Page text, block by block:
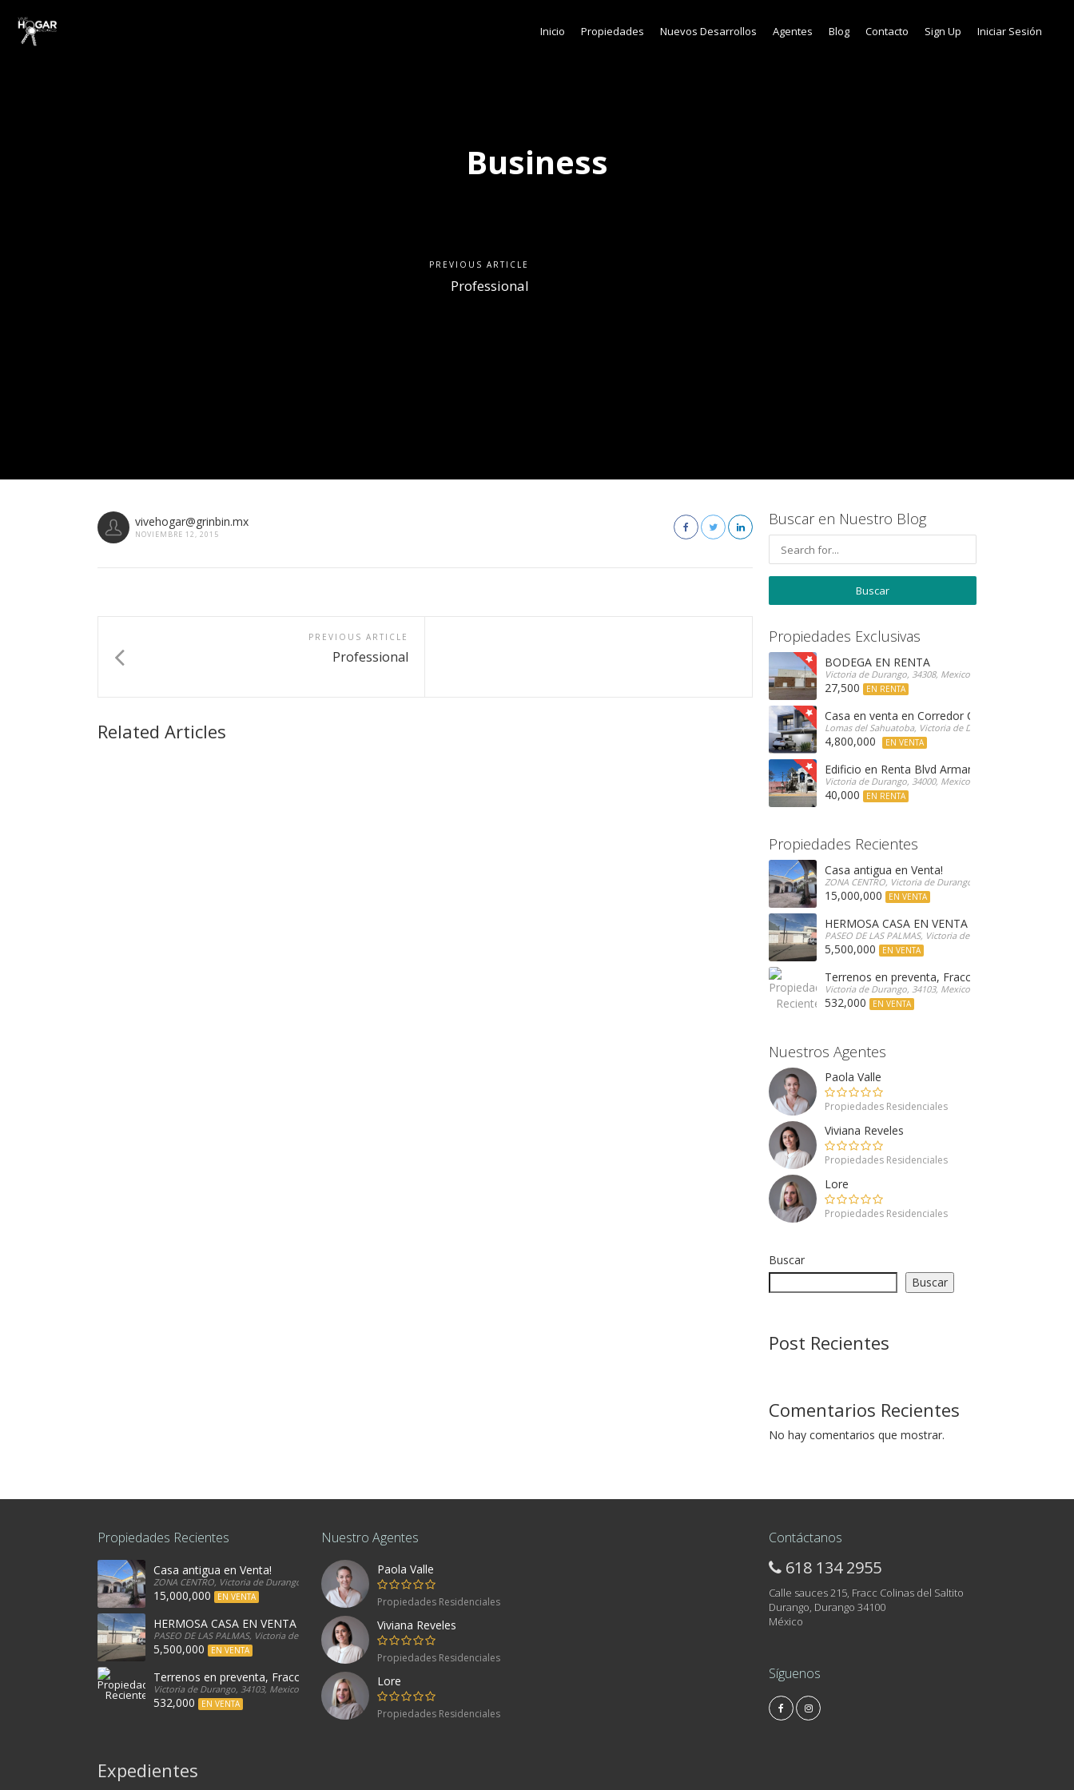
Business
PREVIOUS ARTICLE
Professional
Sign Up Iniciar Sesión
Inicio Propiedades Nuevos Desarrollos Agentes Blog Contacto
vivehogar@grinbin.mx
NOVIEMBRE 12, 2015
PREVIOUS ARTICLE
Professional
Related Articles
Buscar en Nuestro Blog
Propiedades Exclusivas
BODEGA EN RENTA
Victoria de Durango, 34308, Mexico
27,500 EN RENTA
Casa en venta en Corredor Campestre
Lomas del Sahuatoba, Victoria de Durango, 34196, Mexico
4,800,000 EN VENTA
Edificio en Renta Blvd Armando del Castillo
Victoria de Durango, 34000, Mexico
40,000 EN RENTA
Propiedades Recientes
Casa antigua en Venta!
ZONA CENTRO, Victoria de Durango, 34080, Mexico
15,000,000 EN VENTA
HERMOSA CASA EN VENTA
PASEO DE LAS PALMAS, Victoria de Durango, 34080, Mexico
5,500,000 EN VENTA
Terrenos en preventa, Fracc. Valle Poniente
Victoria de Durango, 34103, Mexico
532,000 EN VENTA
Nuestros Agentes
Paola Valle
Propiedades Residenciales
Viviana Reveles
Propiedades Residenciales
Lore
Propiedades Residenciales
Buscar
Buscar
Post Recientes
Comentarios Recientes
No hay comentarios que mostrar.
Propiedades Recientes
Casa antigua en Venta!
ZONA CENTRO, Victoria de Durango, 34080, Mexico
15,000,000 EN VENTA
HERMOSA CASA EN VENTA
PASEO DE LAS PALMAS, Victoria de Durango, 34080, Mexico
5,500,000 EN VENTA
Terrenos en preventa, Fracc. Valle Poniente
Victoria de Durango, 34103, Mexico
532,000 EN VENTA
Expedientes
Nuestro Agentes
Paola Valle
Propiedades Residenciales
Viviana Reveles
Propiedades Residenciales
Lore
Propiedades Residenciales
Contáctanos
618 134 2955
Calle sauces 215, Fracc Colinas del Saltito
Durango, Durango 34100
México
Síguenos